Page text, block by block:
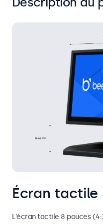
Écran
L'écran tactile 8 pouces